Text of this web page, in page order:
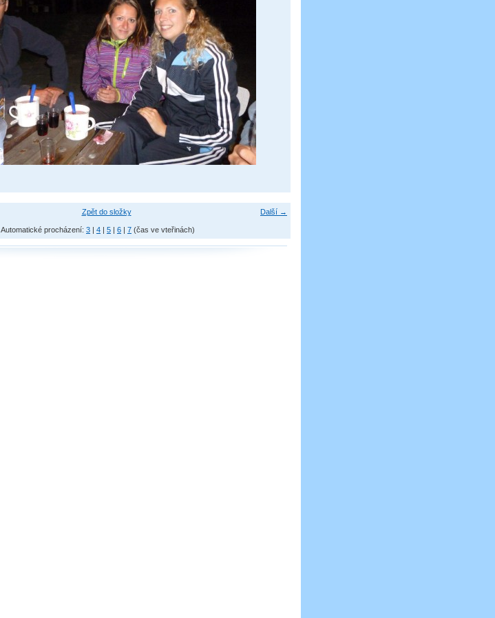
Další →
Zpět do složky
Automatické procházení: 3 | 4 | 5 | 6 | 7 (čas ve vteřinách)